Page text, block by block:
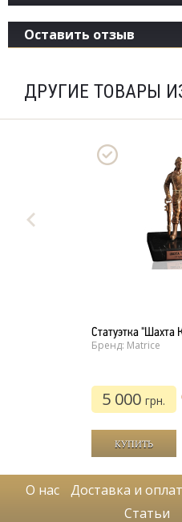
Оставить отзыв
ДРУГИЕ ТОВАРЫ
Статуэтка "Шахта
Бренд: Matrice
5 000грн.
О нас Доставка и
Статьи